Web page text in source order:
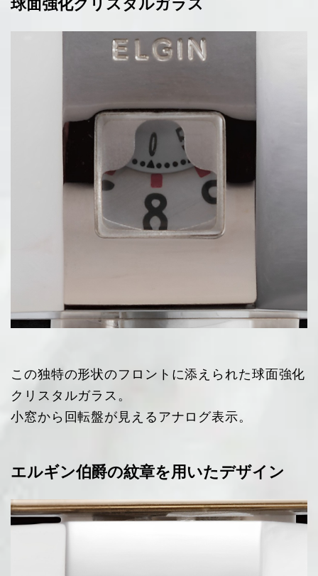
球面強化クリスタルガラス
この独特の形状のフロントに添えられた球面強化
クリスタルガラス。
小窓から回転盤が見えるアナログ表示。
エルギン伯爵の紋章を用いたデザイン